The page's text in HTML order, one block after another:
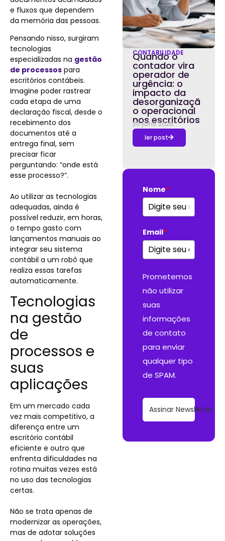
e fluxos que dependem
da memória das pessoas.
Pensando nisso, surgiram
tecnologias
especializadas na gestão
de processos para
escritórios contábeis.
Imagine poder rastrear
cada etapa de uma
declaração fiscal, desde o
recebimento dos
documentos até a
entrega final, sem
precisar ficar
perguntando: “onde está
esse processo?”.
Ao utilizar as tecnologias
adequadas, ainda é
possível reduzir, em horas,
o tempo gasto com
lançamentos manuais ao
integrar seu sistema
contábil a um robô que
realiza essas tarefas
automaticamente.
Tecnologias
na gestão
de
processos e
suas
aplicações
Em um mercado cada
vez mais competitivo, a
diferença entre um
escritório contábil
eficiente e outro que
enfrenta dificuldades na
rotina muitas vezes está
no uso das tecnologias
certas.
Não se trata apenas de
modernizar as operações,
mas de adotar soluções
CONTABILIDADE
Quando o
contador vira
operador de
urgência: o
impacto da
desorganizaçã
o operacional
nos escritórios
20 julho 2026
ler post
Nome*
Email*
Prometemos
não utilizar
suas
informações
de contato
para enviar
qualquer tipo
de SPAM.
Assinar Newsletter